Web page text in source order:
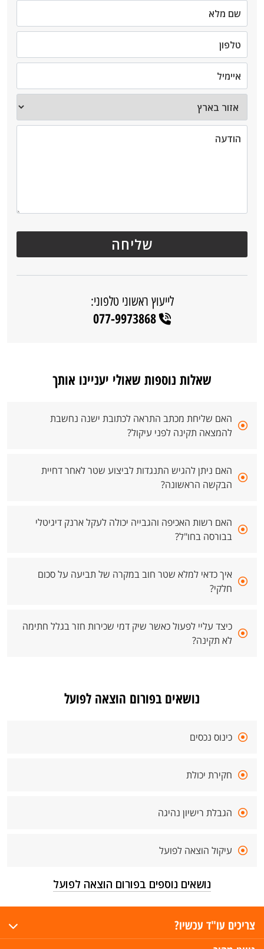
לייעוץ ראשוני טלפוני:
077-9973868
שאלות נוספות שאולי יעניינו אותך
האם שליחת מכתב התראה לכתובת ישנה נחשבת
להמצאה תקינה לפני עיקול?
האם ניתן להגיש התנגדות לביצוע שטר לאחר דחיית
הבקשה הראשונה?
האם רשות האכיפה והגבייה יכולה לעקל ארנק דיגיטלי
בבורסה בחו"ל?
איך כדאי למלא שטר חוב במקרה של תביעה על סכום
חלקי?
כיצד עליי לפעול כאשר שיק דמי שכירות חזר בגלל חתימה
לא תקינה?
נושאים בפורום הוצאה לפועל
כינוס נכסים
חקירת יכולת
הגבלת רישיון נהיגה
עיקול הוצאה לפועל
נושאים נוספים בפורום הוצאה לפועל
צריכים עו"ד עכשיו?